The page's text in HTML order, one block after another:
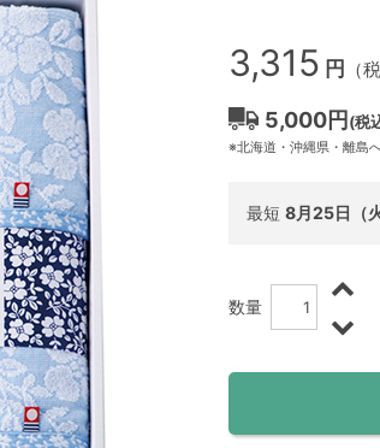
3,315 円 （
5,000円 (税
※北海道・沖縄県・離島
最短 8月25日（火
数量